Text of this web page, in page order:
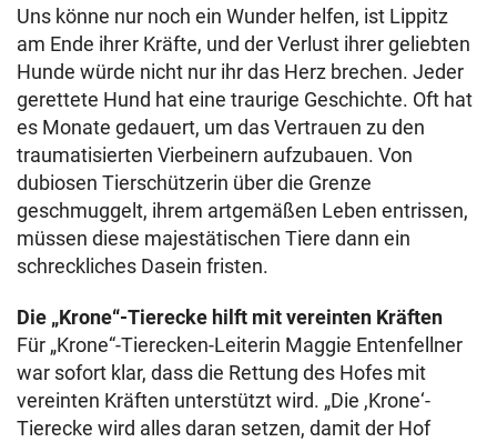
Uns könne nur noch ein Wunder helfen, ist Lippitz
am Ende ihrer Kräfte, und der Verlust ihrer geliebten
Hunde würde nicht nur ihr das Herz brechen. Jeder
gerettete Hund hat eine traurige Geschichte. Oft hat
es Monate gedauert, um das Vertrauen zu den
traumatisierten Vierbeinern aufzubauen. Von
dubiosen Tierschützerin über die Grenze
geschmuggelt, ihrem artgemäßen Leben entrissen,
müssen diese majestätischen Tiere dann ein
schreckliches Dasein fristen.
Die „Krone“-Tierecke hilft mit vereinten Kräften
Für „Krone“-Tierecken-Leiterin Maggie Entenfellner
war sofort klar, dass die Rettung des Hofes mit
vereinten Kräften unterstützt wird. „Die ,Krone‘-
Tierecke wird alles daran setzen, damit der Hof